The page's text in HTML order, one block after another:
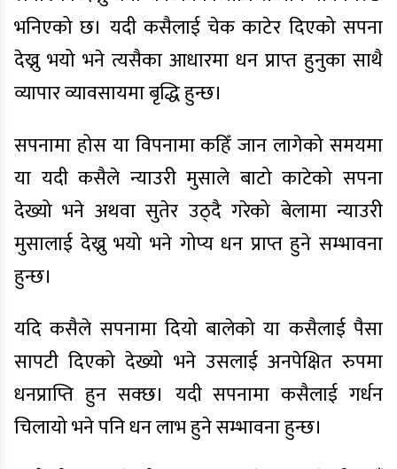
भनिएको छ। यदी कसैलाई चेक काटेर दिएको सपना
देख्नु भयो भने त्यसैका आधारमा धन प्राप्त हुनुका साथै
व्यापार व्यावसायमा बृद्धि हुन्छ।
सपनामा होस या विपनामा कहिँ जान लागेको समयमा
या यदी कसैले न्याउरी मुसाले बाटो काटेको सपना
देख्यो भने अथवा सुतेर उठ्दै गरेको बेलामा न्याउरी
मुसालाई देख्नु भयो भने गोप्य धन प्राप्त हुने सम्भावना
हुन्छ।
यदि कसैले सपनामा दियो बालेको या कसैलाई पैसा
सापटी दिएको देख्यो भने उसलाई अनपेक्षित रुपमा
धनप्राप्ति हुन सक्छ। यदी सपनामा कसैलाई गर्धन
चिलायो भने पनि धन लाभ हुने सम्भावना हुन्छ।